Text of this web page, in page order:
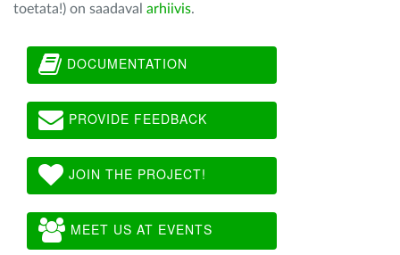
toetata!) on saadaval arhiivis.
DOCUMENTATION
PROVIDE FEEDBACK
JOIN THE PROJECT!
MEET US AT EVENTS